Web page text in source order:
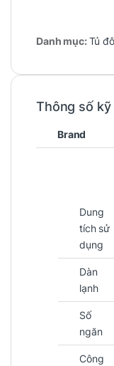
Danh mục:Tủ
Thông số
Brand
Dung
tích sử
dụng
Dàn
lạnh
Số
ngăn
Công